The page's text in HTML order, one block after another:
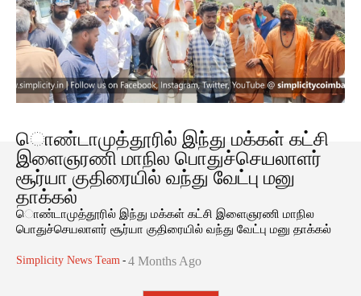
ொண்டாமுத்தூரில் இந்து மக்கள் கட்சி
இளைஞரணி மாநில பொதுச்செயலாளர்
சூர்யா குதிரையில் வந்து வேட்பு மனு
தாக்கல்
ொண்டாமுத்தூரில் இந்து மக்கள் கட்சி இளைஞரணி மாநில
பொதுச்செயலாளர் சூர்யா குதிரையில் வந்து வேட்பு மனு தாக்கல்
Simplicity News Team - 4 Months Ago